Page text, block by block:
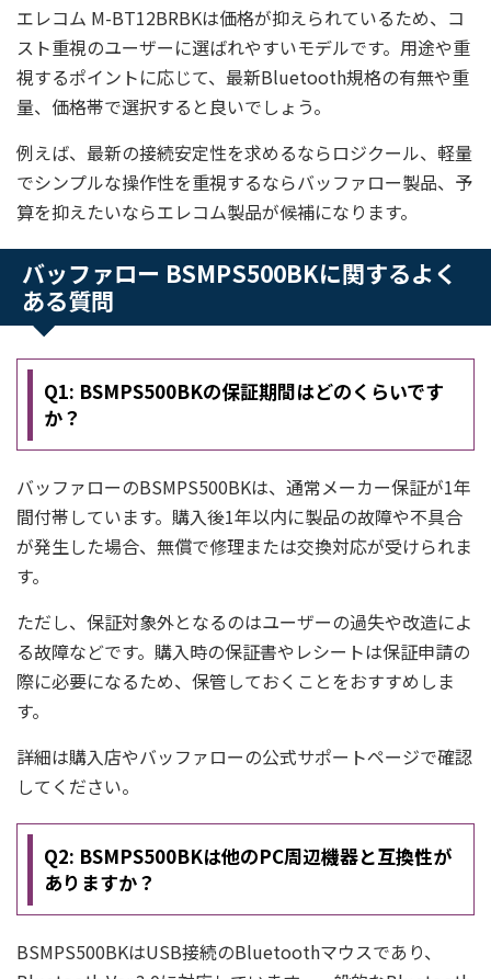
エレコム M-BT12BRBKは価格が抑えられているため、コ
スト重視のユーザーに選ばれやすいモデルです。用途や重
視するポイントに応じて、最新Bluetooth規格の有無や重
量、価格帯で選択すると良いでしょう。
例えば、最新の接続安定性を求めるならロジクール、軽量
でシンプルな操作性を重視するならバッファロー製品、予
算を抑えたいならエレコム製品が候補になります。
バッファロー BSMPS500BKに関するよく
ある質問
Q1: BSMPS500BKの保証期間はどのくらいです
か？
バッファローのBSMPS500BKは、通常メーカー保証が1年
間付帯しています。購入後1年以内に製品の故障や不具合
が発生した場合、無償で修理または交換対応が受けられま
す。
ただし、保証対象外となるのはユーザーの過失や改造によ
る故障などです。購入時の保証書やレシートは保証申請の
際に必要になるため、保管しておくことをおすすめしま
す。
詳細は購入店やバッファローの公式サポートページで確認
してください。
Q2: BSMPS500BKは他のPC周辺機器と互換性が
ありますか？
BSMPS500BKはUSB接続のBluetoothマウスであり、